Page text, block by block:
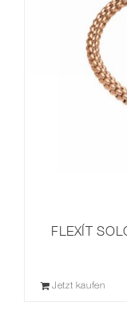
FLEXÍT
Jetzt kaufen